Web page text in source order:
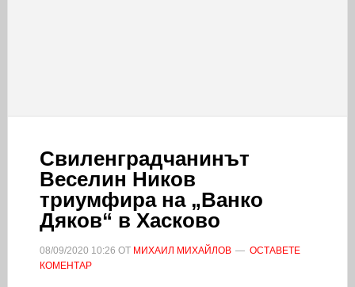
Свиленградчанинът
Веселин Ников
триумфира на „Ванко
Дяков“ в Хасково
08/09/2020 10:26 ОТ МИХАИЛ МИХАЙЛОВ
ОСТАВЕТЕ
КОМЕНТАР